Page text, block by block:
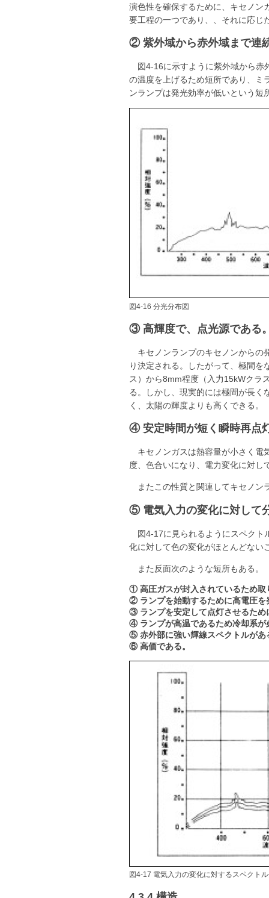
演色性を確保するために、キセノン
要工程の一つであり、、それに応じ
② 紫外域から赤外域まで連
図4-16に示すように紫外域から
の温度を上げるため短所であり、ミ
ンランプは発光効率が低いという短
図4-16 分光分布図
③ 高輝度で、点光源である
キセノンランプのキセノンからの
り決定される。したがって、極間
ス）から8mm程度（入力15kWクラ
る。しかし、現実的には極間が長
く、太陽の輝度よりも高くできる。
④ 安定時間が短く瞬時再点
キセノンガスは熱容量が小さく電
度、色合いになり、電力変化に対し
またこの性質と関連してキセノン
⑤ 電気入力の変化に対して
図4-17に見られるようにスペク
化に対して色の変化がほとんどない
また反面次のような短所もある。
① 高圧ガスが封入されているため取
② ランプを始動するために高電圧を
③ ランプを安定して点灯させるため
④ ランプが高温であるため冷却系が
⑤ 赤外部に強い輝線スペクトルがあ
⑥ 高価である。
図4-17 電気入力の変化に対するスペクト